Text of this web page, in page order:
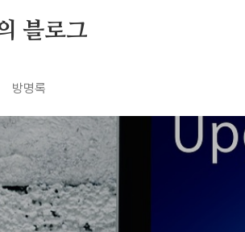
블로그
방명록